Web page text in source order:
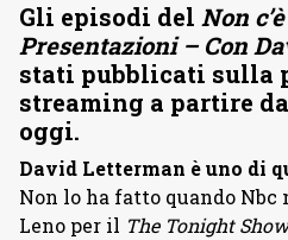
Gli episodi del Non
Presentazioni – Con
stati pubblicati sulla
streaming a partire
oggi.
David Letterman è uno di
Non lo ha fatto quando
Leno per il The Tonight Show